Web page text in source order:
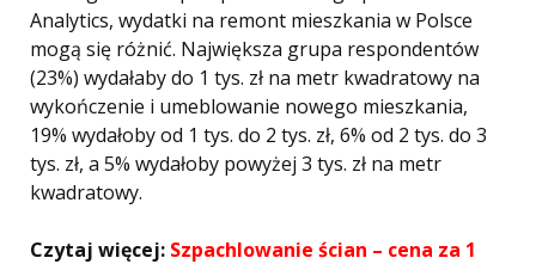
Analytics, wydatki na remont mieszkania w Polsce
mogą się różnić. Największa grupa respondentów
(23%) wydałaby do 1 tys. zł na metr kwadratowy na
wykończenie i umeblowanie nowego mieszkania,
19% wydałoby od 1 tys. do 2 tys. zł, 6% od 2 tys. do 3
tys. zł, a 5% wydałoby powyżej 3 tys. zł na metr
kwadratowy​.
Czytaj więcej: Szpachlowanie ścian – cena za 1